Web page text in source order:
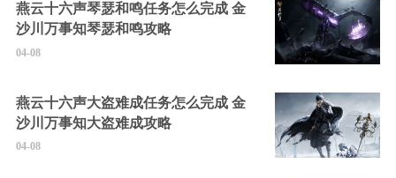
燕云十六声琴瑟和鸣任务怎么完成 金
沙川万事知琴瑟和鸣攻略
04-08
燕云十六声大盗难成任务怎么完成 金
沙川万事知大盗难成攻略
04-08